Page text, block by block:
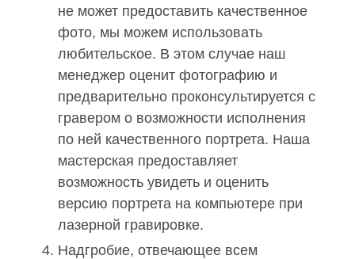
не может предоставить качественное
фото, мы можем использовать
любительское. В этом случае наш
менеджер оценит фотографию и
предварительно проконсультируется с
гравером о возможности исполнения
по ней качественного портрета. Наша
мастерская предоставляет
возможность увидеть и оценить
версию портрета на компьютере при
лазерной гравировке.
Надгробие, отвечающее всем